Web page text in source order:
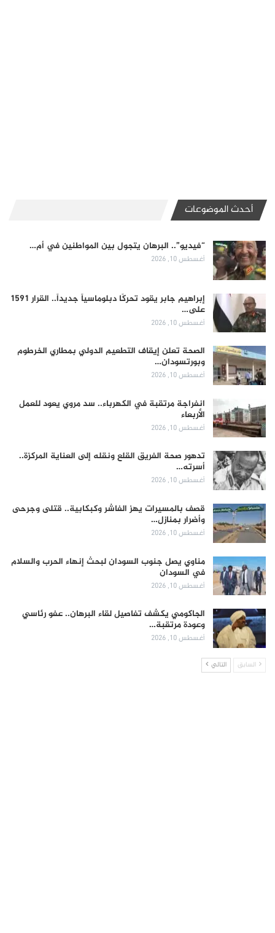
أحدث الموضوعات
“فيديو”.. البرهان يتجول بين المواطنين في أم…
أغسطس 10, 2026
إبراهيم جابر يقود تحركًا دبلوماسياً جديداً.. القرار 1591
على…
أغسطس 10, 2026
الصحة تعلن إيقاف التطعيم الدولي بمطاري الخرطوم
وبورتسودان…
أغسطس 10, 2026
انفراجة مرتقبة في الكهرباء.. سد مروي يعود للعمل
الأربعاء
أغسطس 10, 2026
تدهور صحة الفريق القلع ونقله إلى العناية المركزة..
أسرته…
أغسطس 10, 2026
قصف بالمسيرات يهز الفاشر وكبكابية.. قتلى وجرحى
وأضرار بمنازل…
أغسطس 10, 2026
مناوي يصل جنوب السودان لبحث إنهاء الحرب والسلام
في السودان
أغسطس 10, 2026
الجاكومي يكشف تفاصيل لقاء البرهان.. عفو رئاسي
وعودة مرتقبة…
أغسطس 10, 2026
السابق التالي